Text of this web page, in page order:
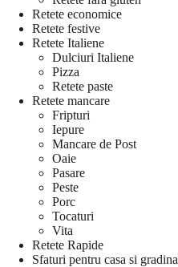
Retete economice
Retete festive
Retete Italiene
Dulciuri Italiene
Pizza
Retete paste
Retete mancare
Fripturi
Iepure
Mancare de Post
Oaie
Pasare
Peste
Porc
Tocaturi
Vita
Retete Rapide
Sfaturi pentru casa si gradina